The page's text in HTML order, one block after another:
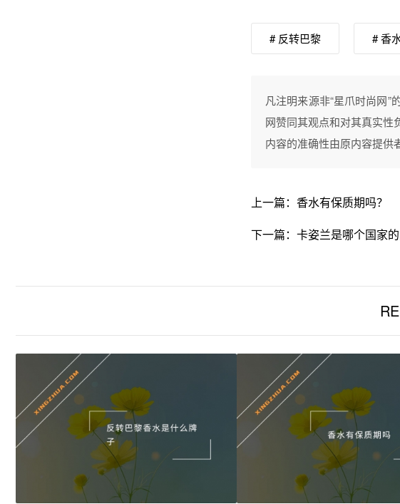
# 反转巴黎 # 香
凡注明来源非“星爪时尚网
网赞同其观点和对其真实性
内容的准确性由原内容提供
上一篇： 香水有保质期吗？
下一篇： 卡姿兰是哪个国家的